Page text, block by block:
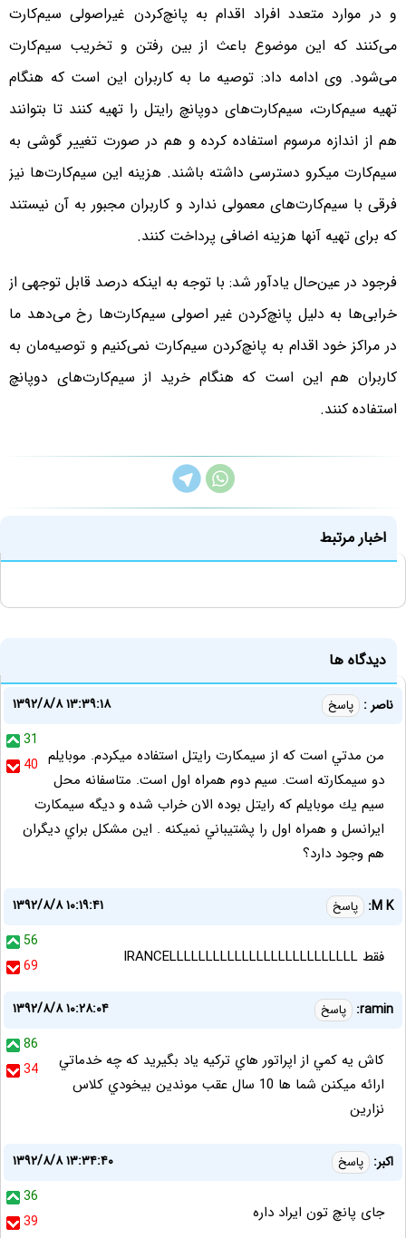
و در موارد متعدد افراد اقدام به پانچ‌کردن غیراصولی سیم‌کارت
می‌کنند که این موضوع باعث از بین رفتن و تخریب سیم‌کارت
می‌شود. وی ادامه داد: توصیه ما به کاربران این است که هنگام
تهیه سیم‌کارت، سیم‌کارت‌های دوپانچ رایتل را تهیه کنند تا بتوانند
هم از اندازه مرسوم استفاده کرده و هم در صورت تغییر گوشی به
سیم‌کارت میکرو دسترسی داشته باشند. هزینه این سیم‌کارت‌ها نیز
فرقی با سیم‌کارت‌های معمولی ندارد و کاربران مجبور به آن نیستند
که برای تهیه آنها هزینه‌ اضافی پرداخت کنند.
فرجود در عین‌حال یادآور شد: با توجه به اینکه درصد قابل توجهی از
خرابی‌ها به دلیل پانچ‌کردن غیر اصولی سیم‌کارت‌ها رخ می‌دهد ما
در مراکز خود اقدام به پانچ‌کردن سیم‌کارت نمی‌کنیم و توصیه‌مان به
کاربران هم این است که هنگام خرید از سیم‌کارت‌های دوپانچ
استفاده کنند.
اخبار مرتبط
دیدگاه ها
ناصر : پاسخ
۱۳۹۲/۸/۸ ۱۳:۳۹:۱۸
31
40 من مدتي است كه از سيمكارت رايتل استفاده ميكردم. موبايلم
دو سيمكارته است. سيم دوم همراه اول است. متاسفانه محل
سيم يك موبايلم كه رايتل بوده الان خراب شده و ديگه سيمكارت
ايرانسل و همراه اول را پشتيباني نميكنه . اين مشكل براي ديگران
هم وجود دارد؟
M K: پاسخ
۱۳۹۲/۸/۸ ۱۰:۱۹:۴۱
56
69
فقط IRANCELLLLLLLLLLLLLLLLLLLLLLLLLL
ramin: پاسخ
۱۳۹۲/۸/۸ ۱۰:۲۸:۰۴
86
34
كاش يه كمي از اپراتور هاي تركيه ياد بگيريد كه چه خدماتي
ارائه ميكنن شما ها 10 سال عقب موندين بيخودي كلاس
نزارين
اکبر: پاسخ
۱۳۹۲/۸/۸ ۱۳:۳۴:۴۰
36
39
جای پانچ تون ایراد داره